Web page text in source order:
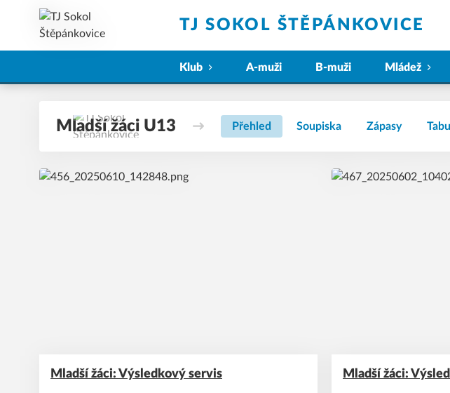
TJ SOKOL ŠTĚPÁNKOVICE
Klub A-muži B-muži Mládež
Mladší žáci U13 Přehled Soupiska Zápasy
Mladší žáci: Výsledkový servis Mladší žáci: